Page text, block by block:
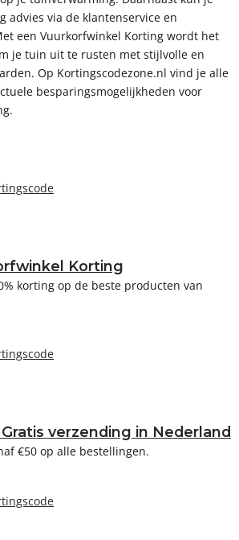
advies via de klantenservice en
een Vuurkorfwinkel Korting wordt het
je tuin uit te rusten met stijlvolle en
Op Kortingscodezone.nl vind je alle
besparingsmogelijkheden voor
Korting
korting op de beste producten van
verzending in Nederland
€50 op alle bestellingen.